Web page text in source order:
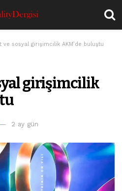
ve sosyal girişimcilik AKM’de buluştu
girişimcilik
2 ay gün